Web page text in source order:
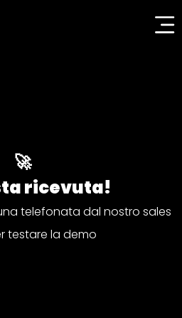
🚀
ricevuta!
telefonata dal nostro sales
testare la demo